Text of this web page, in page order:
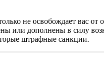
не освобождает вас от
или дополнены в силу
штрафные санкции.